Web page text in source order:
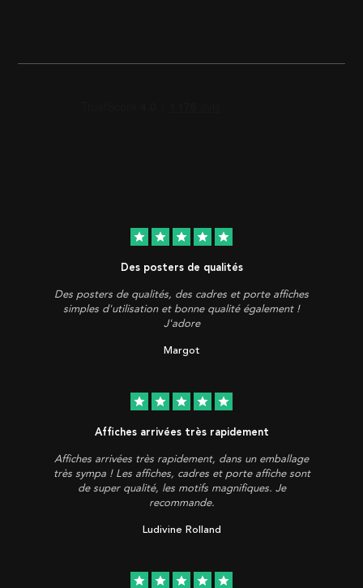
star star star star star
Des posters de qualités
Des posters de qualités, des cadres et porte affiches
simples d'utilisation et bonne qualité également !
J'adore
Margot
star star star star star
Affiches arrivées très rapidement
Affiches arrivées très rapidement, dans un emballage
très sympa ! Les affiches, cadres et porte affiche sont
de super qualité, les motifs magnifiques. Je
recommande.
Ludivine Rolland
star star star star star